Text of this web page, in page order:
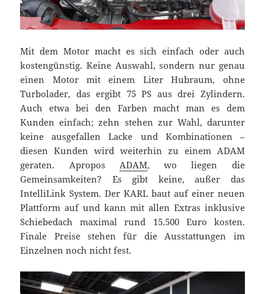
Mit dem Motor macht es sich einfach oder auch
kostengünstig. Keine Auswahl, sondern nur genau
einen Motor mit einem Liter Hubraum, ohne
Turbolader, das ergibt 75 PS aus drei Zylindern.
Auch etwa bei den Farben macht man es dem
Kunden einfach; zehn stehen zur Wahl, darunter
keine ausgefallen Lacke und Kombinationen –
diesen Kunden wird weiterhin zu einem ADAM
geraten. Apropos ADAM, wo liegen die
Gemeinsamkeiten? Es gibt keine, außer das
IntelliLink System. Der KARL baut auf einer neuen
Plattform auf und kann mit allen Extras inklusive
Schiebedach maximal rund 15.500 Euro kosten.
Finale Preise stehen für die Ausstattungen im
Einzelnen noch nicht fest.